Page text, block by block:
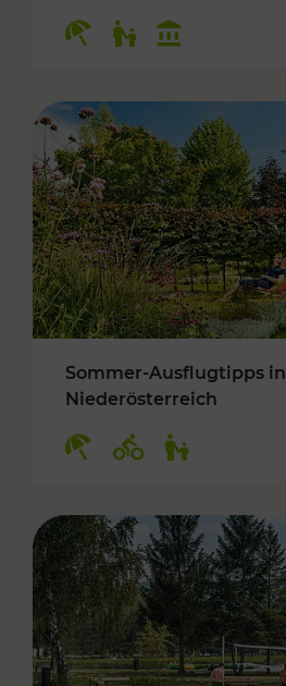
Sommer-Ausflugtipps in
Niederösterreich